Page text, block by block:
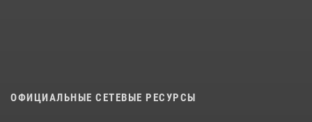
ОФИЦИАЛЬНЫЕ СЕТЕВЫЕ РЕСУРСЫ